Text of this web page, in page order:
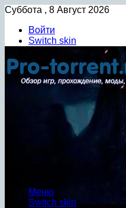
Суббота , 8 Август 2026
Войти
Switch skin
Меню
Switch skin